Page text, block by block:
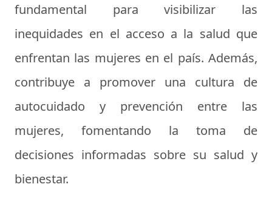
fundamental para visibilizar las
inequidades en el acceso a la salud que
enfrentan las mujeres en el país. Además,
contribuye a promover una cultura de
autocuidado y prevención entre las
mujeres, fomentando la toma de
decisiones informadas sobre su salud y
bienestar.